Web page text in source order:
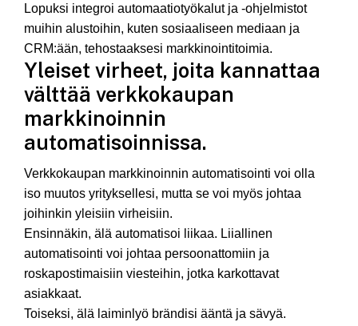
Lopuksi integroi automaatiotyökalut ja -ohjelmistot
muihin alustoihin, kuten sosiaaliseen mediaan ja
CRM:ään, tehostaaksesi markkinointitoimia.
Yleiset virheet, joita kannattaa
välttää verkkokaupan
markkinoinnin
automatisoinnissa.
Verkkokaupan markkinoinnin automatisointi voi olla
iso muutos yrityksellesi, mutta se voi myös johtaa
joihinkin yleisiin virheisiin.
Ensinnäkin, älä automatisoi liikaa. Liiallinen
automatisointi voi johtaa persoonattomiin ja
roskapostimaisiin viesteihin, jotka karkottavat
asiakkaat.
Toiseksi, älä laiminlyö brändisi ääntä ja sävyä.